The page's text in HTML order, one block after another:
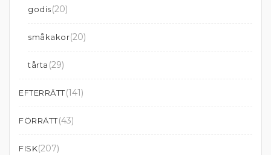
godis(20)
småkakor(20)
tårta (29)
EFTERRÄTT(141)
FÖRRÄTT(43)
FISK(207)